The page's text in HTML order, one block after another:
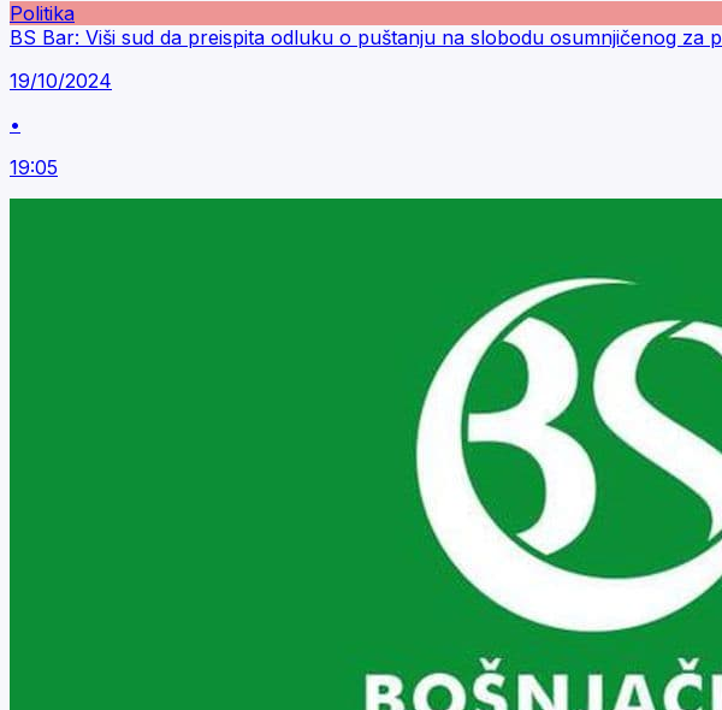
Politika
BS Bar: Viši sud da preispita odluku o puštanju na slobodu osumnjičenog za
19/10/2024
•
19:05